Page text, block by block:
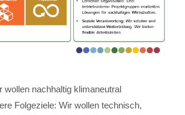
wollen nachhaltig klimaneutral
Folgeziele: Wir wollen technisch,